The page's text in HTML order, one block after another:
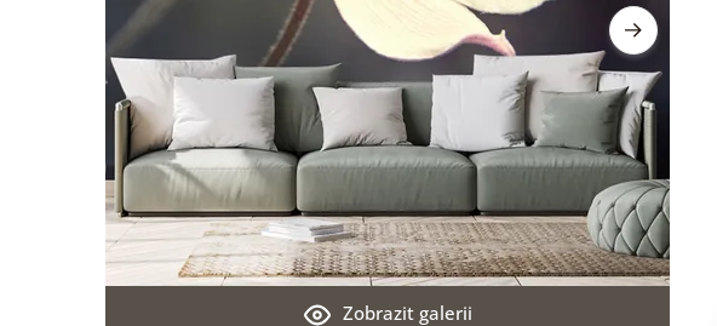
Zobrazit galerii